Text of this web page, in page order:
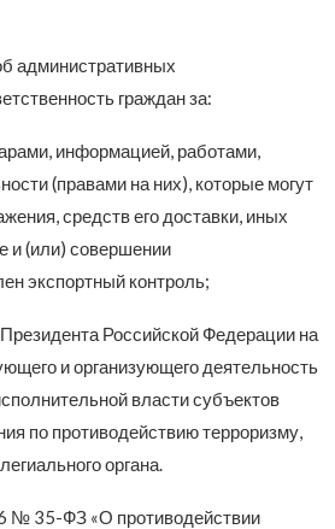
административных
граждан за:
информацией, работами,
(правами на них), которые могут
средств его доставки, иных
и (или) совершении
экспортный контроль;
Российской Федерации на
и организующего деятельность
власти субъектов
по противодействию терроризму,
органа.
№ 35-ФЗ «О противодействии